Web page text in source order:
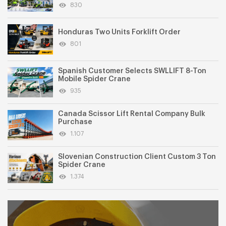
830
Honduras Two Units Forklift Order
801
Spanish Customer Selects SWLLIFT 8-Ton
Mobile Spider Crane
935
Canada Scissor Lift Rental Company Bulk
Purchase
1.107
Slovenian Construction Client Custom 3 Ton
Spider Crane
1.374